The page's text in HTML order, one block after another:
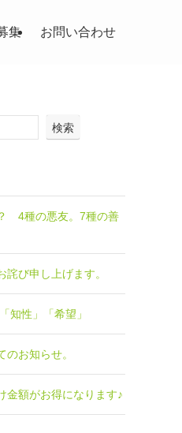
集 お問い合わせ
検索
4種の悪友。7種の善
び申し上げます。
知性」「希望」
お知らせ。
金額がお得になります♪